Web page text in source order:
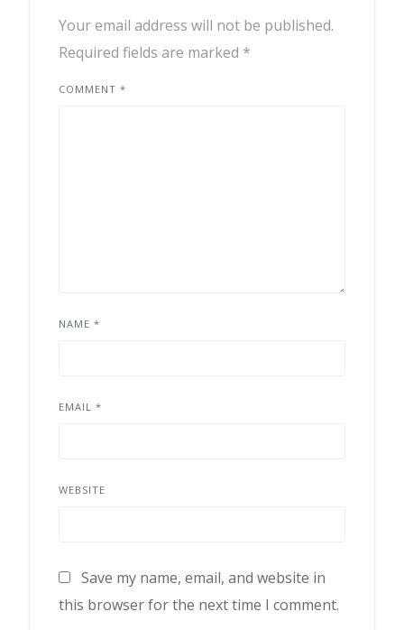
Your email address will not be published.
Required fields are marked *
COMMENT *
NAME *
EMAIL *
WEBSITE
Save my name, email, and website in
this browser for the next time I comment.